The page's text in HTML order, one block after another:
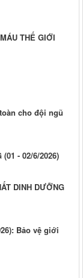
THẾ GIỚI
cho đội ngũ
- 02/6/2026)
DINH DƯỠNG
Bảo vệ giới